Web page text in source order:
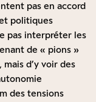
pas en accord
politiques
pas interpréter les
de « pions »
d’y voir des
des tensions